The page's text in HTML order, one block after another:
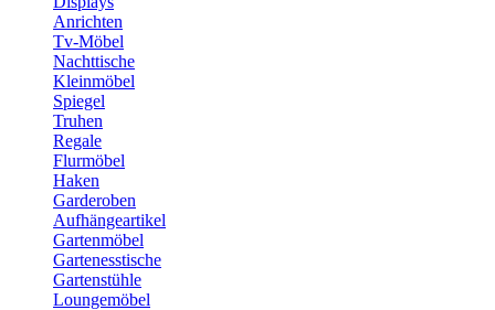
Anrichten
Tv-Möbel
Nachttische
Kleinmöbel
Spiegel
Truhen
Regale
Flurmöbel
Haken
Garderoben
Aufhängeartikel
Gartenmöbel
Gartenesstische
Gartenstühle
Loungemöbel